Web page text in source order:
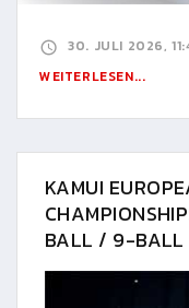
30. JULI 2026,
WEITERLESEN...
KAMUI
BALL / 9-BALL